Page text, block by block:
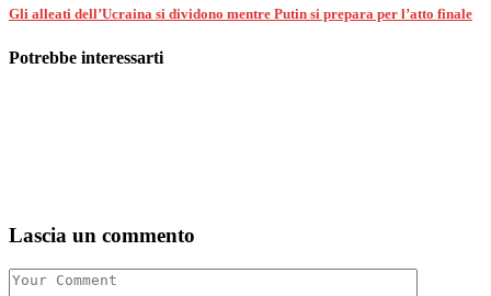
Gli alleati dell’Ucraina si dividono mentre Putin si prepara per l’atto finale
Potrebbe interessarti
Lascia un commento